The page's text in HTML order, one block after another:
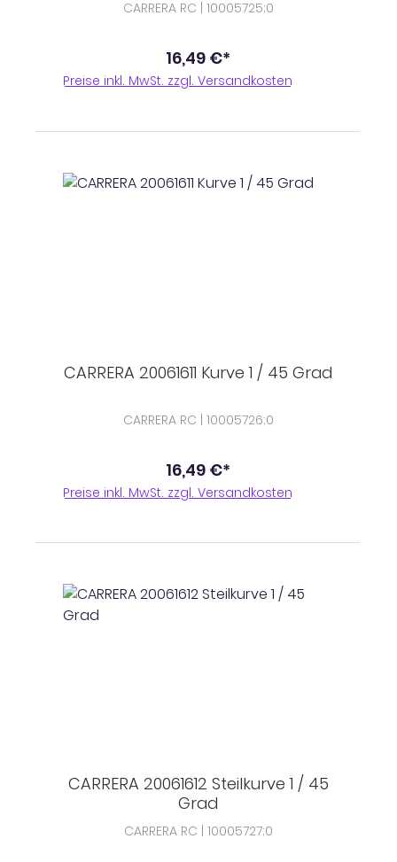
CARRERA RC | 10005725;0
16,49 €*
Preise inkl. MwSt. zzgl. Versandkosten
CARRERA 20061611 Kurve 1 / 45 Grad
CARRERA RC | 10005726;0
16,49 €*
Preise inkl. MwSt. zzgl. Versandkosten
CARRERA 20061612 Steilkurve 1 / 45
Grad
CARRERA RC | 10005727;0